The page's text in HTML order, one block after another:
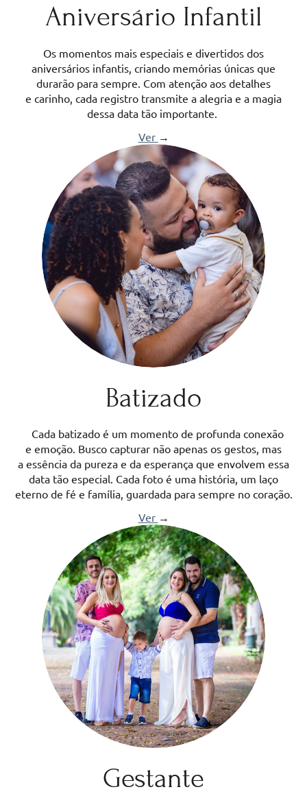
Aniversário Infantil
Os momentos mais especiais e divertidos dos
aniversários infantis, criando memórias únicas que
durarão para sempre. Com atenção aos detalhes
e carinho, cada registro transmite a alegria e a magia
dessa data tão importante.
Ver →
Batizado
Cada batizado é um momento de profunda conexão
e emoção. Busco capturar não apenas os gestos, mas
a essência da pureza e da esperança que envolvem essa
data tão especial. Cada foto é uma história, um laço
eterno de fé e família, guardada para sempre no coração.
Ver →
Gestante